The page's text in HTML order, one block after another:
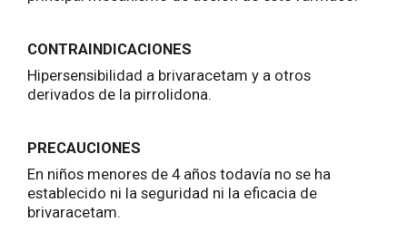
CONTRAINDICACIONES
Hipersensibilidad a brivaracetam y a otros
derivados de la pirrolidona.
PRECAUCIONES
En niños menores de 4 años todavía no se ha
establecido ni la seguridad ni la eficacia de
brivaracetam.